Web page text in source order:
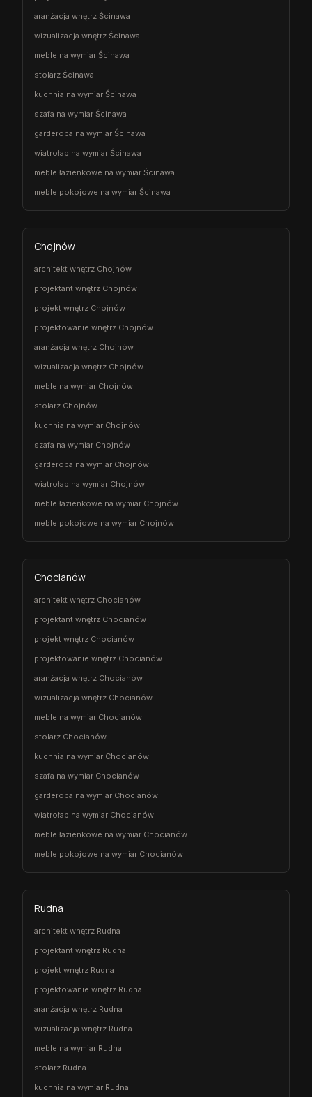
aranżacja wnętrz Ścinawa
wizualizacja wnętrz Ścinawa
meble na wymiar Ścinawa
stolarz Ścinawa
kuchnia na wymiar Ścinawa
szafa na wymiar Ścinawa
garderoba na wymiar Ścinawa
wiatrołap na wymiar Ścinawa
meble łazienkowe na wymiar Ścinawa
meble pokojowe na wymiar Ścinawa
Chojnów
architekt wnętrz Chojnów
projektant wnętrz Chojnów
projekt wnętrz Chojnów
projektowanie wnętrz Chojnów
aranżacja wnętrz Chojnów
wizualizacja wnętrz Chojnów
meble na wymiar Chojnów
stolarz Chojnów
kuchnia na wymiar Chojnów
szafa na wymiar Chojnów
garderoba na wymiar Chojnów
wiatrołap na wymiar Chojnów
meble łazienkowe na wymiar Chojnów
meble pokojowe na wymiar Chojnów
Chocianów
architekt wnętrz Chocianów
projektant wnętrz Chocianów
projekt wnętrz Chocianów
projektowanie wnętrz Chocianów
aranżacja wnętrz Chocianów
wizualizacja wnętrz Chocianów
meble na wymiar Chocianów
stolarz Chocianów
kuchnia na wymiar Chocianów
szafa na wymiar Chocianów
garderoba na wymiar Chocianów
wiatrołap na wymiar Chocianów
meble łazienkowe na wymiar Chocianów
meble pokojowe na wymiar Chocianów
Rudna
architekt wnętrz Rudna
projektant wnętrz Rudna
projekt wnętrz Rudna
projektowanie wnętrz Rudna
aranżacja wnętrz Rudna
wizualizacja wnętrz Rudna
meble na wymiar Rudna
stolarz Rudna
kuchnia na wymiar Rudna